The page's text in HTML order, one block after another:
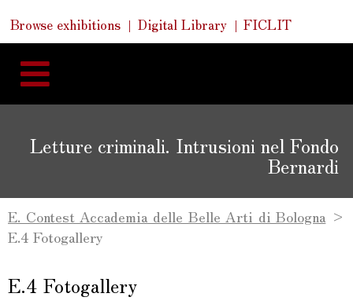
navigation
Quick
Links
Browse exhibitions Digital Library FICLIT
Letture criminali. Intrusioni nel Fondo
Bernardi
E. Contest Accademia delle Belle Arti di Bologna >
E.4 Fotogallery
E.4 Fotogallery